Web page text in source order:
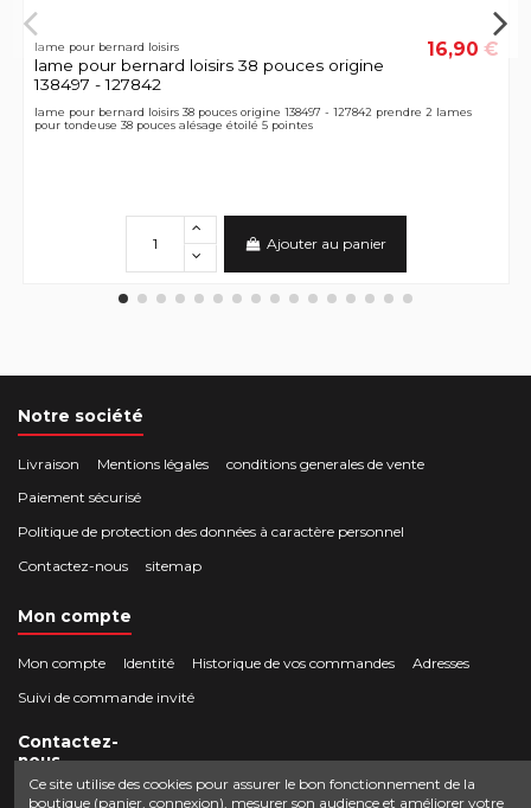
lame pour bernard loisirs
lame pour bernard loisirs 38 pouces origine
138497 - 127842
16,90 €
lame pour bernard loisirs 38 pouces origine 138497 - 127842 prendre 2 lames
pour tondeuse 38 pouces alésage étoilé 5 pointes
Ajouter au panier
Notre société
Livraison Mentions légales
conditions generales de vente
Paiement sécurisé
Politique de protection des données à caractère personnel
Contactez-nous
sitemap
Mon compte
Mon compte Identité Historique de vos commandes
Adresses
Suivi de commande invité
Contactez-
nous
Crocbois-motoculture.com
Ce site utilise des cookies pour assurer le bon fonctionnement de la
boutique (panier, connexion), mesurer son audience et améliorer votre